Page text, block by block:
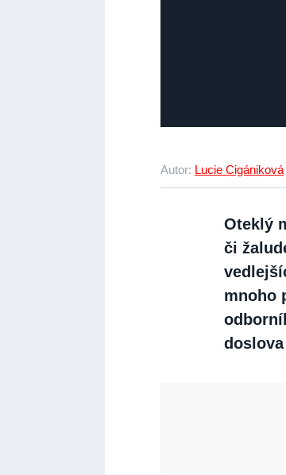
Autor: Lucie Cigániková
Oteklý
či
mnoho